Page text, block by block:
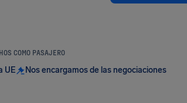
COMO PASAJERO
UE Nos encargamos de las negociaciones